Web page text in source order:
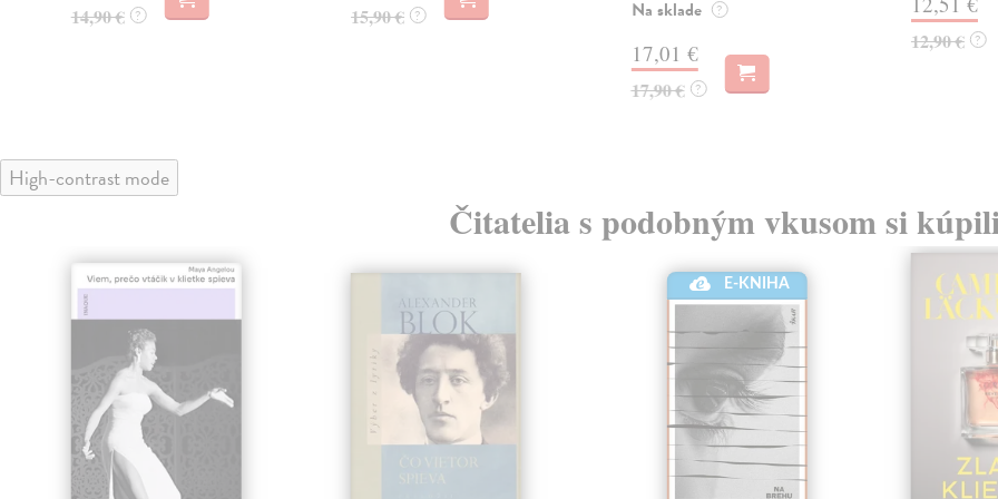
14,90 € ? 15,90 € ? Na sklade ?
17,01 €
17,90 € ?
12,90 € ?
High-contrast mode
Čitatelia s podobným vkusom si
E-KNIHA